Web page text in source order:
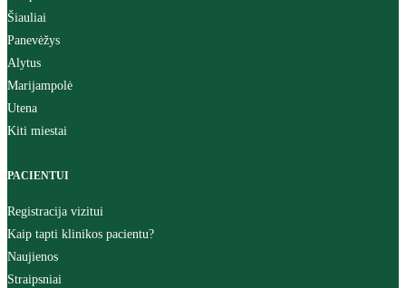
Šiauliai
Panevėžys
Alytus
Marijampolė
Utena
Kiti miestai
PACIENTUI
Registracija vizitui
Kaip tapti klinikos pacientu?
Naujienos
Straipsniai